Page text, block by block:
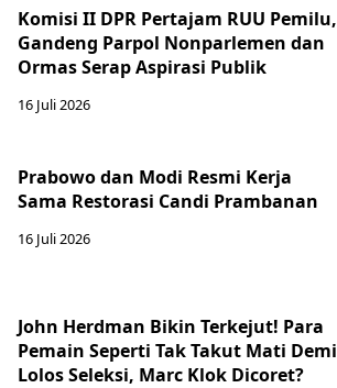
Komisi II DPR Pertajam RUU Pemilu,
Gandeng Parpol Nonparlemen dan
Ormas Serap Aspirasi Publik
16 Juli 2026
Prabowo dan Modi Resmi Kerja
Sama Restorasi Candi Prambanan
16 Juli 2026
John Herdman Bikin Terkejut! Para
Pemain Seperti Tak Takut Mati Demi
Lolos Seleksi, Marc Klok Dicoret?